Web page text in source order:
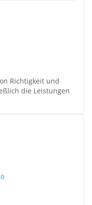
Richtigkeit und
die Leistungen